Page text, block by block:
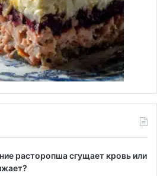
расторопша сгущает кровь или